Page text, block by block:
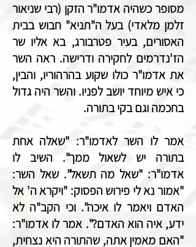
מסופר כשהיה אדמו"ר הזקן (רבי שניאור
זלמן מלאדי) בעל ה"תניא" חבוש בבית
האסורים, בעיר פטרבורג, בא אליו שר
הז'נדרמים לחקירה ודרישה. ראה השר
את אדמו"ר כולו שקוע בהרהוריו, והבין,
כי איש מיוחד יושב לפניו. והשר היה גדול
בחכמה וגם בקי בתורה.
אמר לו השר לאדמו"ר: "שאלה אחת
בתורה יש לשאול ממך". השיב לו
אדמו"ר: "שאל מה תשאל". שאל השר:
"אמור נא לי פירוש הפסוק: "ויקרא ה' אל
האדם ויאמר לו איכה". וכי הקב"ה לא
ידע, איה הוא האדם?". אמר לו אדמו"ר:
"האם מאמין אתה, שהתורה היא נצחית,